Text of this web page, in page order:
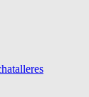
talleres